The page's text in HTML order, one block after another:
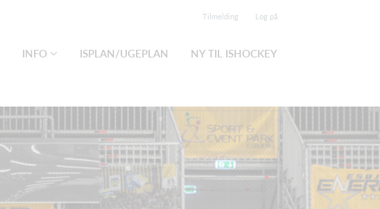
Tilmelding Log på
INFO ISPLAN/UGEPLAN NY TIL ISHOCKEY